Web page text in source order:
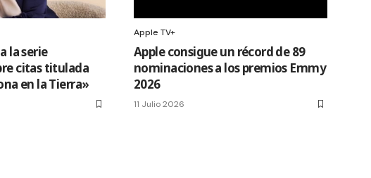
la serie
citas titulada
en la Tierra»
Apple TV+
Apple consigue un récord de 89
nominaciones a los premios Emmy
2026
11 Julio 2026